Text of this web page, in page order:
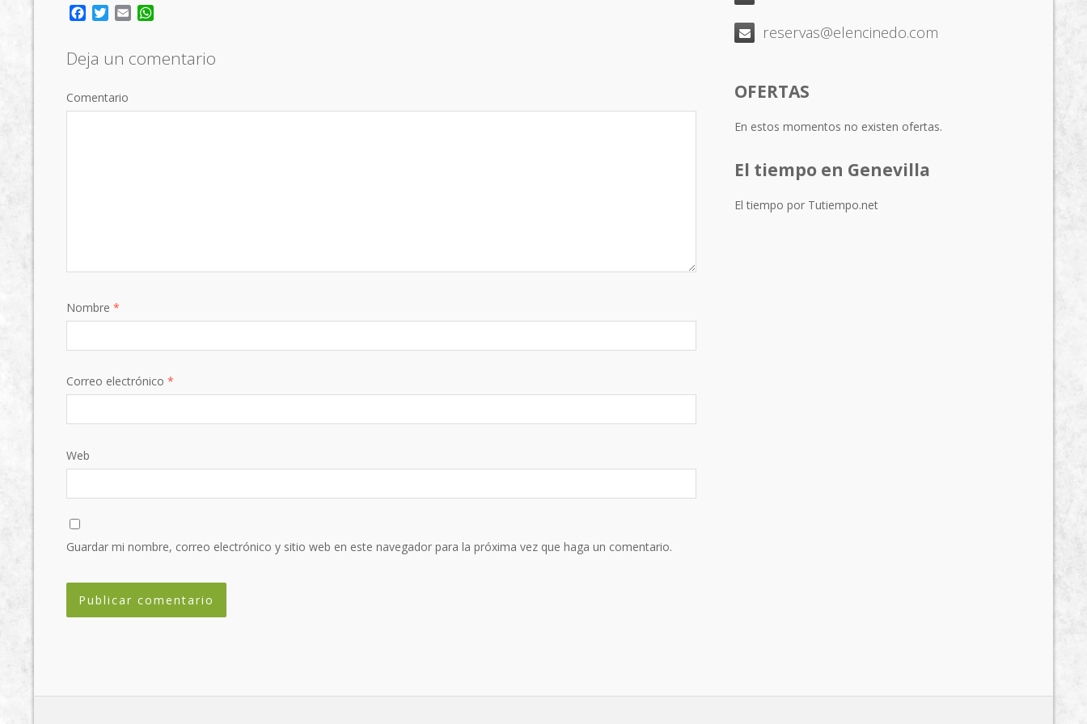
Facebook
Twitter
Email
Deja un comentario
Comentario
Nombre *
Correo electrónico *
Web
Guardar mi nombre, correo electrónico y sitio web en este navegador para la próxima vez que haga un comentario.
reservas@elencinedo.com
OFERTAS
En estos momentos no existen ofertas.
El tiempo en Genevilla
El tiempo por Tutiempo.net